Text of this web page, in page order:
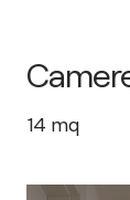
14 mq